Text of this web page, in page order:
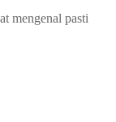
mengenal pasti